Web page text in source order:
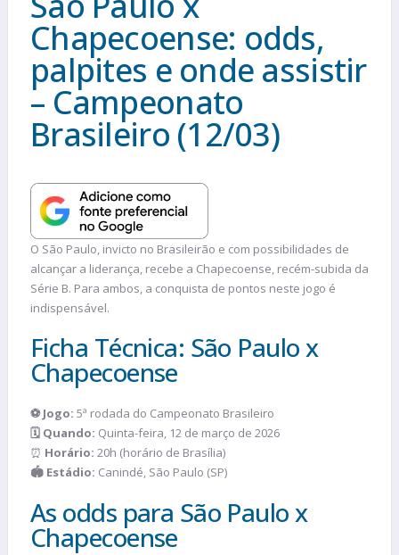
Chapecoense: odds,
palpites e onde assistir
– Campeonato
Brasileiro (12/03)
O São Paulo, invicto no Brasileirão e com possibilidades de
alcançar a liderança, recebe a Chapecoense, recém-subida da
Série B. Para ambos, a conquista de pontos neste jogo é
indispensável.
Ficha Técnica: São Paulo x
Chapecoense
⚽ Jogo: 5ª rodada do Campeonato Brasileiro
🗓️ Quando: Quinta-feira, 12 de março de 2026
⏰ Horário: 20h (horário de Brasília)
🏟️ Estádio: Canindé, São Paulo (SP)
As odds para São Paulo x
Chapecoense